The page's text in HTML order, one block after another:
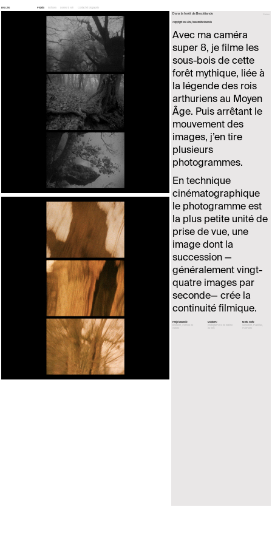
Eve Line Projets Écritures Contact et biographie
Dans la forêt de Brocéliande Retour
Copyright Eve Line, tous droits réservés
Avec ma caméra
super 8, je filme les
sous-bois de cette
forêt mythique, liée à
la légende des rois
arthuriens au Moyen
Âge. Puis arrêtant le
mouvement des
images, j’en tire
plusieurs
photogrammes.
En technique
cinématographique
le photogramme est
la plus petite unité de
prise de vue, une
image dont la
succession —
généralement vingt-
quatre images par
seconde— crée la
continuité filmique.
Projet associé:
Médium:
Mots-clefs: